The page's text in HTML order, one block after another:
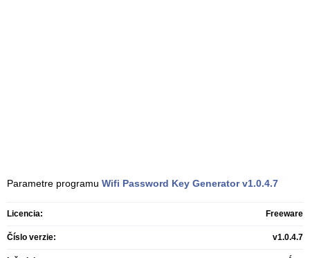
Parametre programu Wifi Password Key Generatorv1.0.4.7
Licencia: Freeware
Číslo verzie: v1.0.4.7